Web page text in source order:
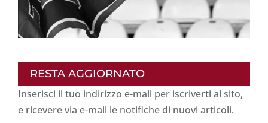
RESTA AGGIORNATO
Inserisci il tuo indirizzo e-mail per iscriverti al sito,
e ricevere via e-mail le notifiche di nuovi articoli.